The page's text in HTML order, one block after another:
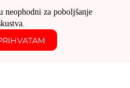
neophodni za poboljšanje